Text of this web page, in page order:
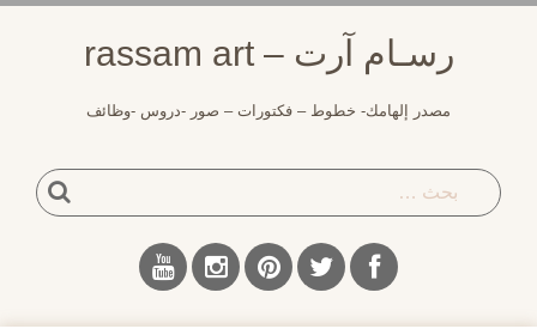
رسـام آرت – rassam art
مصدر إلهامك- خطوط – فكتورات – صور -دروس -وظائف